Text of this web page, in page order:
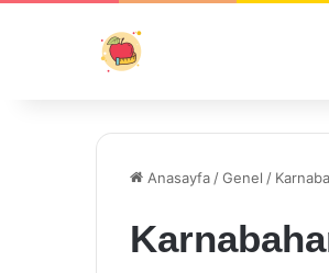
Anasayfa /Genel /